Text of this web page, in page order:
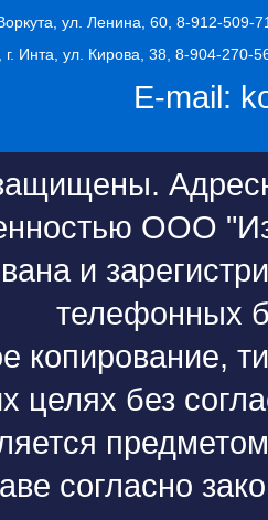
ул. Ленина, 60, 8-912-509-
г. Инта, ул. Кирова, 38, 8-904-270-
E-mail:
ООО
и
телефонных
копирование,
целях без
согласно